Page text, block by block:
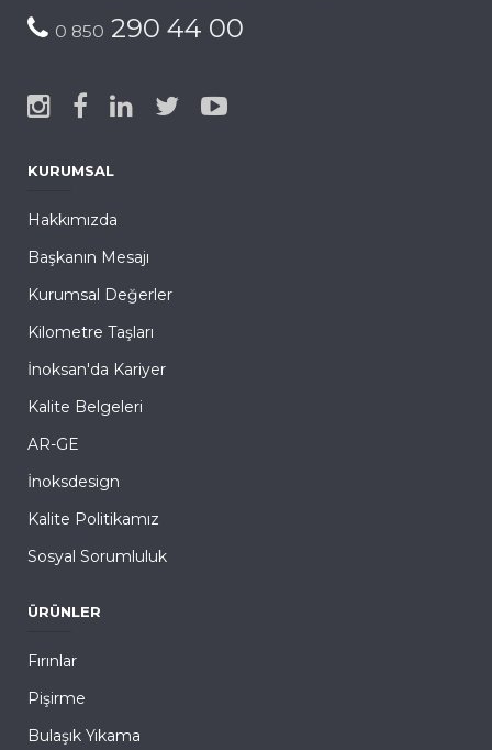
0 850 290 44 00
KURUMSAL
Hakkımızda
Başkanın Mesajı
Kurumsal Değerler
Kilometre Taşları
İnoksan'da Kariyer
Kalite Belgeleri
AR-GE
İnoksdesign
Kalite Politikamız
Sosyal Sorumluluk
ÜRÜNLER
Fırınlar
Pişirme
Bulaşık Yıkama